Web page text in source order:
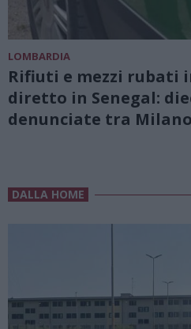
LOMBARDIA
Rifiuti e mezzi rubati
diretto in Senegal:
denunciate tra
DALLA HOME